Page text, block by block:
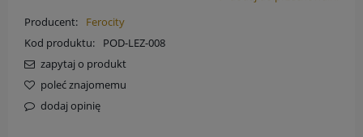
Producent:
Ferocity
Kod produktu:
POD-LEZ-008
zapytaj o produkt
poleć znajomemu
dodaj opinię